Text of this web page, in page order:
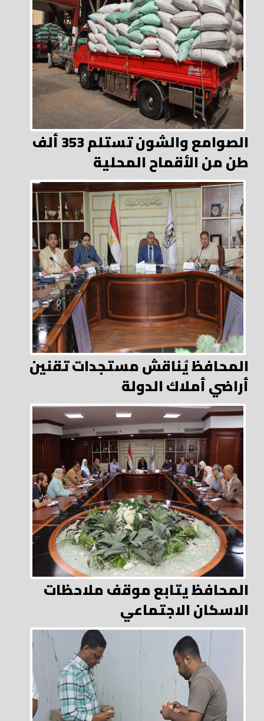
الصوامع والشون تستلم 353 ألف
طن من الأقماح المحلية
المحافظ يُناقش مستجدات تقنين
أراضي أملاك الدولة
المحافظ يتابع موقف ملاحظات
الاسكان الاجتماعي